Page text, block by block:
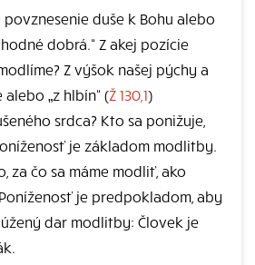
povznesenie duše k Bohu alebo
dobrá.“ Z akej pozície
Z výšok našej pýchy a
„z hlbín“ (Ž 130,1)
srdca? Kto sa ponižuje,
je základom modlitby.
za čo sa máme modliť, ako
je predpokladom, aby
dar modlitby: Človek je